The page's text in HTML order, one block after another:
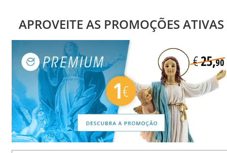
APROVEITE AS PROMOÇÕES ATIVAS